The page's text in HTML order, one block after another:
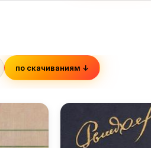
по скачиваниям ↓